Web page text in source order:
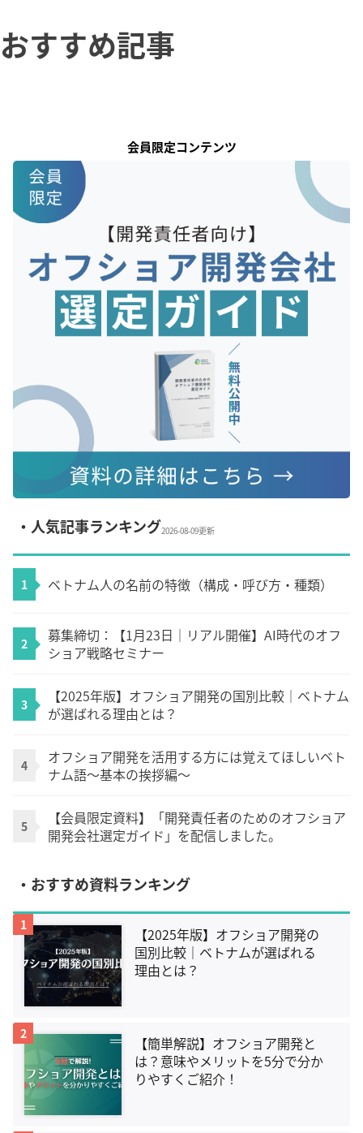
おすすめ記事
会員限定コンテンツ
・人気記事ランキング2026-08-09更新
1 ベトナム人の名前の特徴（構成・呼び方・種類）
2
募集締切：【1月23日｜リアル開催】AI時代のオフ
ショア戦略セミナー
3
【2025年版】オフショア開発の国別比較｜ベトナム
が選ばれる理由とは？
4
オフショア開発を活用する方には覚えてほしいベト
ナム語～基本の挨拶編～
5
【会員限定資料】「開発責任者のためのオフショア
開発会社選定ガイド」を配信しました。
・おすすめ資料ランキング
1
【2025年版】オフショア開発の
国別比較｜ベトナムが選ばれる
理由とは？
2
【簡単解説】オフショア開発と
は？意味やメリットを5分で分か
りやすくご紹介！